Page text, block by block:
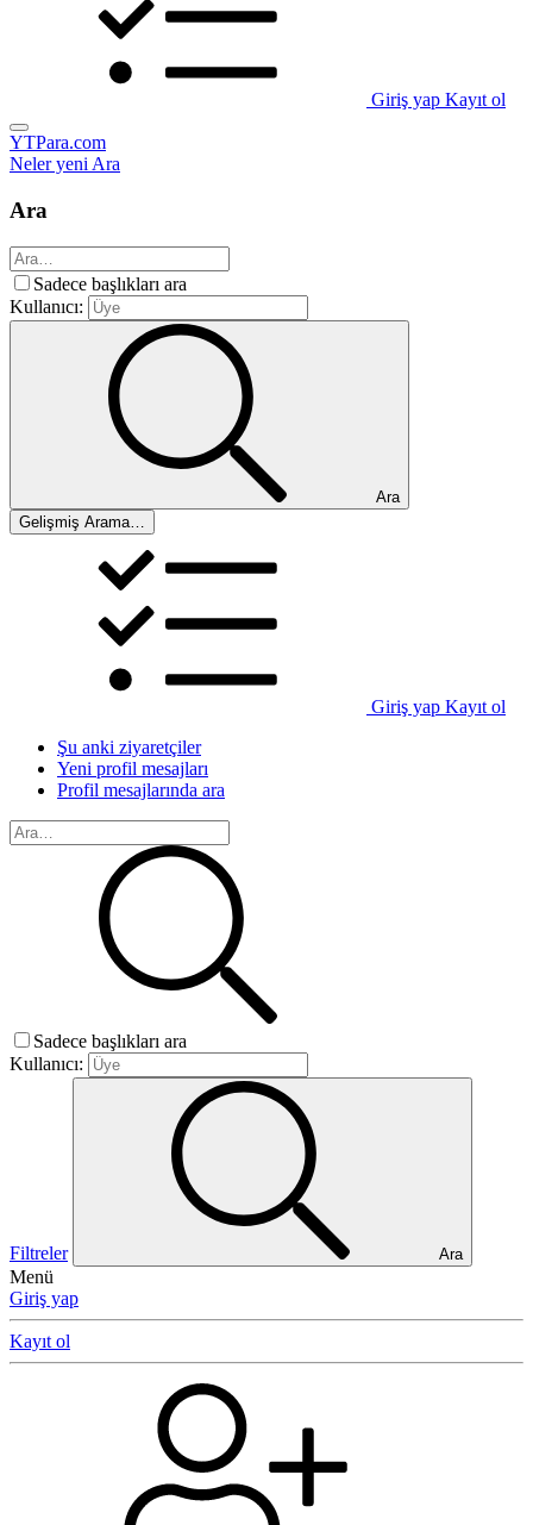
Giriş yap Kayıt ol
YTPara.com
Neler yeniAra
Ara
Sadece başlıkları ara
Kullanıcı:
Ara
Gelişmiş Arama…
Giriş yap Kayıt ol
Şu anki ziyaretçiler
Yeni profil mesajları
Profil mesajlarında ara
Sadece başlıkları ara
Kullanıcı:
Filtreler Ara
Menü
Giriş yap
Kayıt ol